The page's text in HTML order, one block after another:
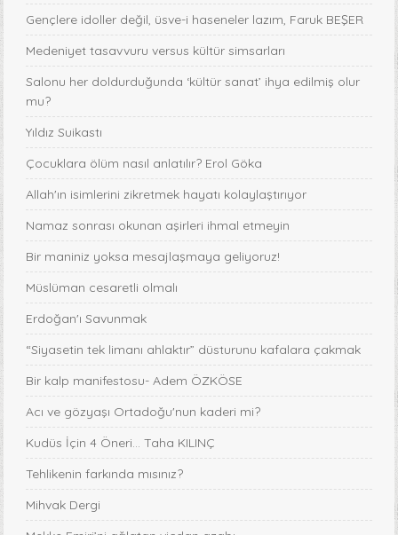
Gençlere idoller değil, üsve-i haseneler lazım, Faruk BEŞER
Medeniyet tasavvuru versus kültür simsarları
Salonu her doldurduğunda ‘kültür sanat’ ihya edilmiş olur
mu?
Yıldız Suikastı
Çocuklara ölüm nasıl anlatılır? Erol Göka
Allah'ın isimlerini zikretmek hayatı kolaylaştırıyor
Namaz sonrası okunan aşirleri ihmal etmeyin
Bir maniniz yoksa mesajlaşmaya geliyoruz!
Müslüman cesaretli olmalı
Erdoğan'ı Savunmak
“Siyasetin tek limanı ahlaktır” düsturunu kafalara çakmak
Bir kalp manifestosu- Adem ÖZKÖSE
Acı ve gözyaşı Ortadoğu'nun kaderi mi?
Kudüs İçin 4 Öneri... Taha KILINÇ
Tehlikenin farkında mısınız?
Mihvak Dergi